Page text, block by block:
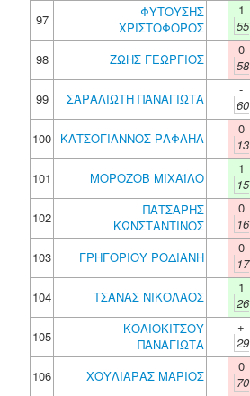
97
ΦΥΤΟΥΣΗΣ
ΧΡΙΣΤΟΦΟΡΟΣ
1
55
98
ΖΩΗΣ ΓΕΩΡΓΙΟΣ
0
58
99
ΣΑΡΑΛΙΩΤΗ ΠΑΝΑΓΙΩΤΑ
-
60
100 ΚΑΤΣΟΓΙΑΝΝΟΣ ΡΑΦΑΗΛ
0
13
101
ΜΟΡΟΖΟΒ ΜΙΧΑΪΛΟ
1
15
102
ΠΑΤΣΑΡΗΣ
ΚΩΝΣΤΑΝΤΙΝΟΣ
0
16
103
ΓΡΗΓΟΡΙΟΥ ΡΟΔΙΑΝΗ
0
17
104
ΤΣΑΝΑΣ ΝΙΚΟΛΑΟΣ
1
26
105
ΚΟΛΙΟΚΙΤΣΟΥ
ΠΑΝΑΓΙΩΤΑ
+
29
106
ΧΟΥΛΙΑΡΑΣ ΜΑΡΙΟΣ
0
70